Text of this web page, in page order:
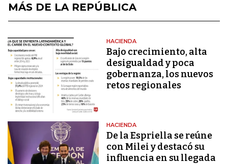
MÁS DE LA REPÚBLICA
HACIENDA
Bajo crecimiento, alta
desigualdad y poca
gobernanza, los nuevos
retos regionales
HACIENDA
De la Espriella se reúne
con Milei y destacó su
influencia en su llegada